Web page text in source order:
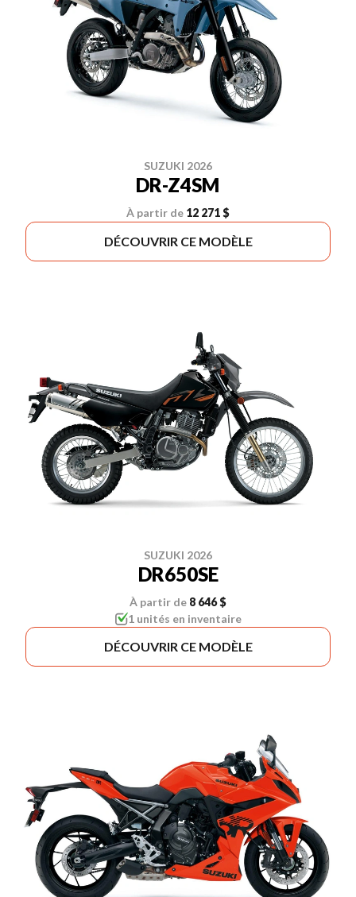
SUZUKI 2026
DR-Z4SM
À partir de 12 271 $
DÉCOUVRIR CE MODÈLE
SUZUKI 2026
DR650SE
À partir de 8 646 $
1 unités en inventaire
DÉCOUVRIR CE MODÈLE